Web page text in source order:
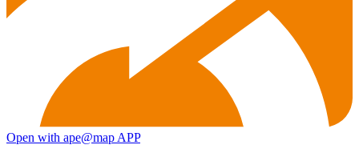
Open with ape@map APP